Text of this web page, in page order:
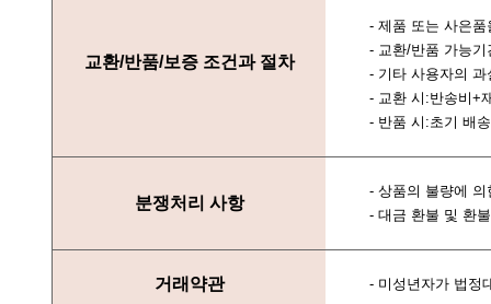
교환/반품/보증 조건과 절차
- 제품 또는 사은
- 교환/반품 가능
- 기타 사용자의
- 교환 시:반송비+
- 반품 시:초기 배
분쟁처리 사항
- 상품의 불량에
- 대금 환불 및 환
거래약관 - 미성년자가 법정